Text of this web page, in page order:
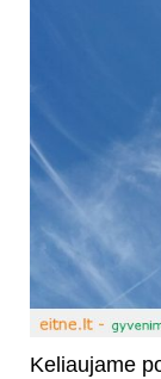
Keliaujame